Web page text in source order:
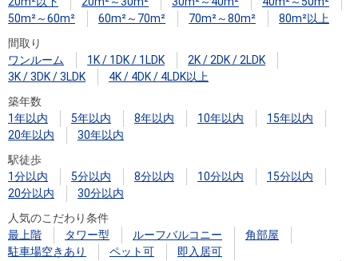
50m²～60m²
60m²～70m² 70m²～80m²
80m²以上
間取り
ワンルーム
1K / 1DK / 1LDK
2K / 2DK / 2LDK
3K / 3DK / 3LDK
4K / 4DK / 4LDK以上
築年数
1年以内
5年以内 8年以内 10年以内
15年以内
20年以内
30年以内
駅徒歩
1分以内
5分以内 8分以内 10分以内
15分以内
20分以内
30分以内
人気のこだわり条件
最上階
タワー型 ルーフバルコニー
角部屋
駐車場空きあり
ペット可
即入居可